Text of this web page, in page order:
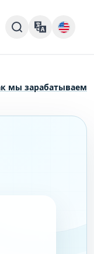
мы зарабатываем